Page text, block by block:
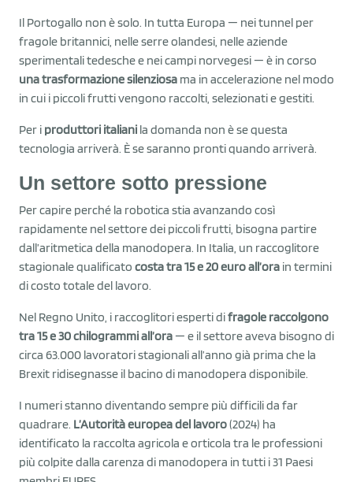
Il Portogallo non è solo. In tutta Europa — nei tunnel per
fragole britannici, nelle serre olandesi, nelle aziende
sperimentali tedesche e nei campi norvegesi — è in corso
una trasformazione silenziosa ma in accelerazione nel modo
in cui i piccoli frutti vengono raccolti, selezionati e gestiti.
Per i produttori italiani la domanda non è se questa
tecnologia arriverà. È se saranno pronti quando arriverà.
Un settore sotto pressione
Per capire perché la robotica stia avanzando così
rapidamente nel settore dei piccoli frutti, bisogna partire
dall’aritmetica della manodopera. In Italia, un raccoglitore
stagionale qualificato costa tra 15 e 20 euro all’ora in termini
di costo totale del lavoro.
Nel Regno Unito, i raccoglitori esperti difragole raccolgono
tra 15 e 30 chilogrammi all’ora — e il settore aveva bisogno di
circa 63.000 lavoratori stagionali all’anno già prima che la
Brexit ridisegnasse il bacino di manodopera disponibile.
I numeri stanno diventando sempre più difficili da far
quadrare. L’Autorità europea del lavoro(2024) ha
identificato la raccolta agricola e orticola tra le professioni
più colpite dalla carenza di manodopera in tutti i 31 Paesi